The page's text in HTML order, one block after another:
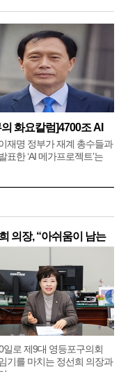
의 화요칼럼]4700조 AI
재명 정부가 재계 총수들과
표한 ‘AI 메가프로젝트’는
의장, “아쉬움이 남는
일로 제9대 영등포구의회
기를 마치는 정선희 의장과